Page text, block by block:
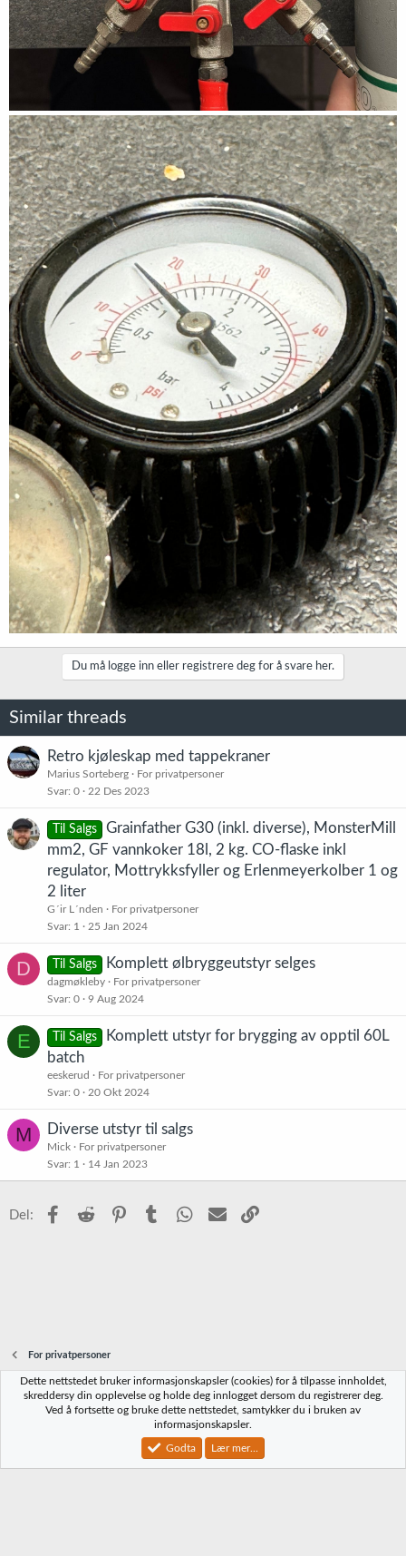
Du må logge inn eller registrere deg for å svare her.
Similar threads
Retro kjøleskap med tappekraner
Marius Sorteberg
For privatpersoner
Svar 0 22 Des 2023
Til Salgs
Grainfather G30 (inkl. diverse), MonsterMill
mm2, GF vannkoker 18l, 2 kg. CO-flaske inkl
regulator, Mottrykksfyller og Erlenmeyerkolber 1 og
2 liter
G´ir L´nden
For privatpersoner
Svar 1 25 Jan 2024
D Til Salgs Komplett ølbryggeutstyr selges
dagmøkleby
For privatpersoner
Svar 0 9 Aug 2024
E Til Salgs
Komplett utstyr for brygging av opptil 60L
batch
eeskerud
For privatpersoner
Svar 0 20 Okt 2024
M Diverse utstyr til salgs
Mick
For privatpersoner
Svar 1 14 Jan 2023
Del: Facebook
Reddit PinterestTumblr WhatsApp
E-post
For privatpersoner
Norbrygg-default
Vilkår og regler Personvernregler
Community platform by XenForo® © 2010-2023 XenForo Ltd.
Dette nettstedet bruker informasjonskapsler (cookies) for å tilpasse innholdet,
skreddersy din opplevelse og holde deg innlogget dersom du registrerer deg.
Ved å fortsette og bruke dette nettstedet, samtykker du i bruken av
informasjonskapsler.
Godta Lær mer...